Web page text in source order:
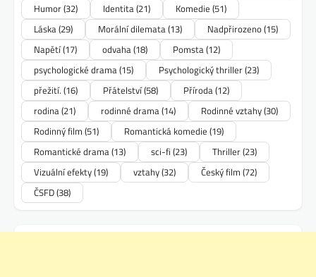
Humor(32) Identita(21) Komedie (51)
Láska(29) Morální dilemata(13) Nadpřirozeno(15)
Napětí(17) odvaha(18) Pomsta(12)
psychologické drama(15) Psychologický thriller(23)
přežití. (16) Přátelství(58) Příroda(12)
rodina(21) rodinné drama(14) Rodinné vztahy(30)
Rodinný film (51) Romantická komedie (19)
Romantické drama(13) sci-fi (23) Thriller(23)
Vizuální efekty(19) vztahy(32) Český film (72)
ČSFD(38)